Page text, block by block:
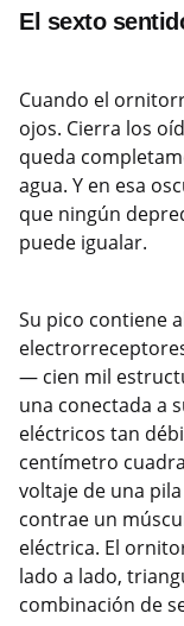
El sexto
Cuando el
ojos. Cierra los
queda
agua. Y en esa
que ningún
puede igualar.
Su pico contiene
— cien mil
una conectada a
eléctricos tan
centímetro
voltaje de una
contrae un
eléctrica. El
lado a lado,
combinación de